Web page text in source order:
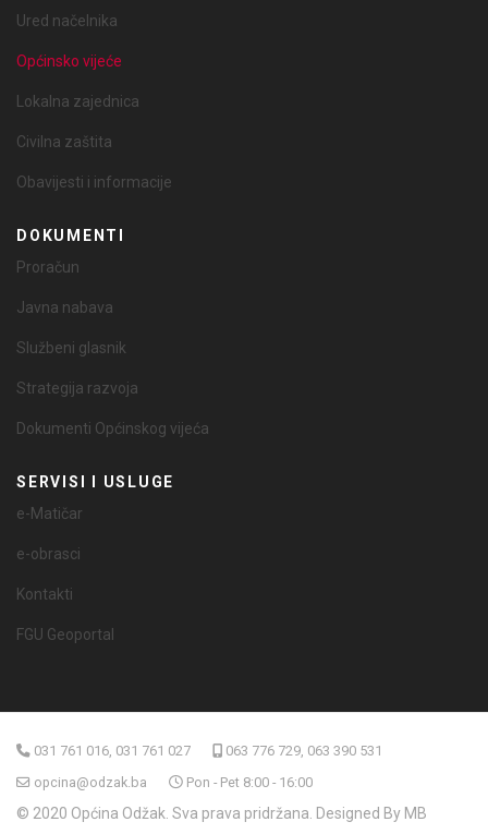
Ured načelnika
Općinsko vijeće
Lokalna zajednica
Civilna zaštita
Obavijesti i informacije
DOKUMENTI
Proračun
Javna nabava
Službeni glasnik
Strategija razvoja
Dokumenti Općinskog vijeća
SERVISI I USLUGE
e-Matičar
e-obrasci
Kontakti
FGU Geoportal
031 761 016, 031 761 027
063 776 729, 063 390 531
opcina@odzak.ba
Pon - Pet 8:00 - 16:00
© 2020 Općina Odžak. Sva prava pridržana. Designed By MB